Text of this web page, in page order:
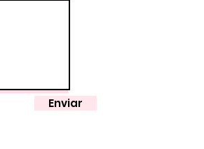
Enviar